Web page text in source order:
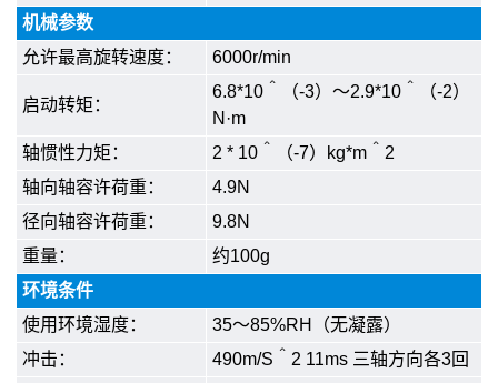
机械参数
允许最高旋转速度：
6000r/min
启动转矩：
6.8*10＾（-3）～2.9*10＾（-2）
N·m
轴惯性力矩：
2 * 10＾（-7）kg*m＾2
轴向轴容许荷重：
4.9N
径向轴容许荷重：
9.8N
重量：
约100g
环境条件
使用环境湿度：
35～85%RH（无凝露）
冲击：
490m/S＾2 11ms 三轴方向各3回